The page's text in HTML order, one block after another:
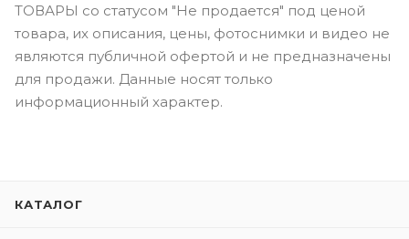
ТОВАРЫ со статусом "Не продается" под ценой
товара, их описания, цены, фотоснимки и видео не
являются публичной офертой и не предназначены
для продажи. Данные носят только
информационный характер.
КАТАЛОГ